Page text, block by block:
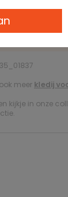
meer kledij
kijkje in onze